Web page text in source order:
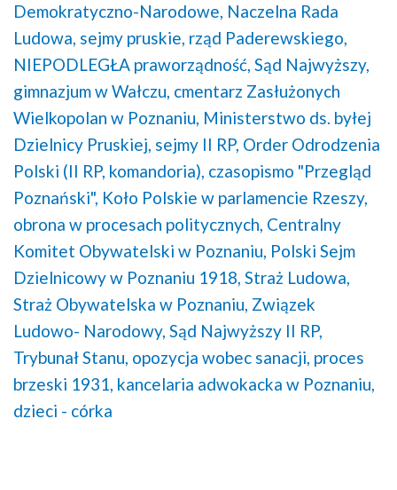
Demokratyczno-Narodowe, Naczelna Rada
Ludowa, sejmy pruskie, rząd Paderewskiego,
NIEPODLEGŁA praworządność, Sąd Najwyższy,
gimnazjum w Wałczu, cmentarz Zasłużonych
Wielkopolan w Poznaniu, Ministerstwo ds. byłej
Dzielnicy Pruskiej, sejmy II RP, Order Odrodzenia
Polski (II RP, komandoria), czasopismo "Przegląd
Poznański", Koło Polskie w parlamencie Rzeszy,
obrona w procesach politycznych, Centralny
Komitet Obywatelski w Poznaniu, Polski Sejm
Dzielnicowy w Poznaniu 1918, Straż Ludowa,
Straż Obywatelska w Poznaniu, Związek
Ludowo- Narodowy, Sąd Najwyższy II RP,
Trybunał Stanu, opozycja wobec sanacji, proces
brzeski 1931, kancelaria adwokacka w Poznaniu,
dzieci - córka